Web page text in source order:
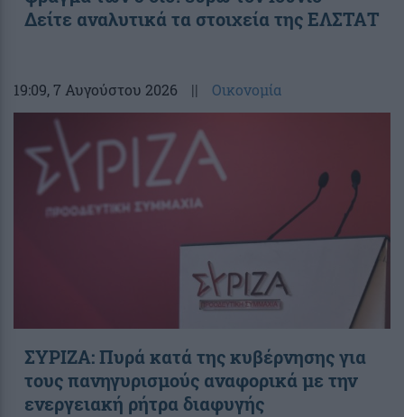
Δείτε αναλυτικά τα στοιχεία της ΕΛΣΤΑΤ
19:09, 7 Αυγούστου 2026 || Οικονομία
ΣΥΡΙΖΑ: Πυρά κατά της κυβέρνησης για
τους πανηγυρισμούς αναφορικά με την
ενεργειακή ρήτρα διαφυγής